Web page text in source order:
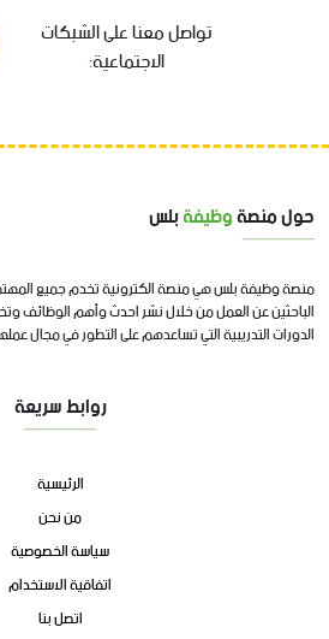
تواصل معنا على الشبكات
الاجتماعية:
حول منصةوظيفةبلس
منصة وظيفة بلس هي منصة الكترونية تخدم جميع
الباحثين عن العمل من خلال نشر احدث وأهم الوظائف
الدورات التدريبية التي تساعدهم على التطور في مجال
روابط سريعة
الرئيسية
من نحن
سياسة الخصوصية
اتفاقية الاستخدام
اتصل بنا